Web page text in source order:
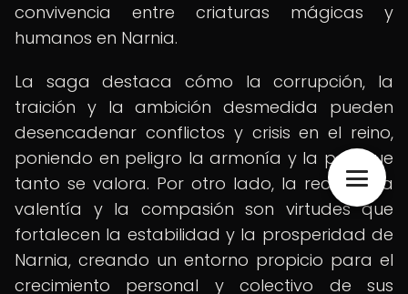
convivencia entre criaturas mágicas y
humanos en Narnia.
La saga destaca cómo la corrupción, la
traición y la ambición desmedida pueden
desencadenar conflictos y crisis en el reino,
poniendo en peligro la armonía y la paz que
tanto se valora. Por otro lado, la rectitud, la
valentía y la compasión son virtudes que
fortalecen la estabilidad y la prosperidad de
Narnia, creando un entorno propicio para el
crecimiento personal y colectivo de sus